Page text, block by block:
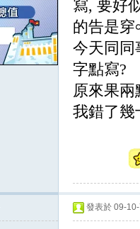
寫, 要好
的告是穿৹
今天同同
字點寫?
原來果
我錯了幾
發表於 09-